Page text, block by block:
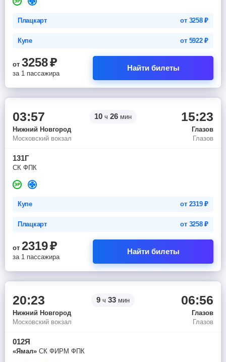
Плацкарт от 3258₽
Купе от 5922₽
от 3258₽
за 1 пассажира
Найти билеты
03:57 10 ч 26 мин 15:23
Нижний Новгород
Глазов
Московский вокзал
Глазов
131Г
СК ФПК
Купе от 2319₽
Плацкарт от 3258₽
от 2319₽
за 1 пассажира
Найти билеты
20:23 9 ч 33 мин 06:56
Нижний Новгород
Глазов
Московский вокзал
Глазов
012Я
«Ямал» СК ФИРМ ФПК